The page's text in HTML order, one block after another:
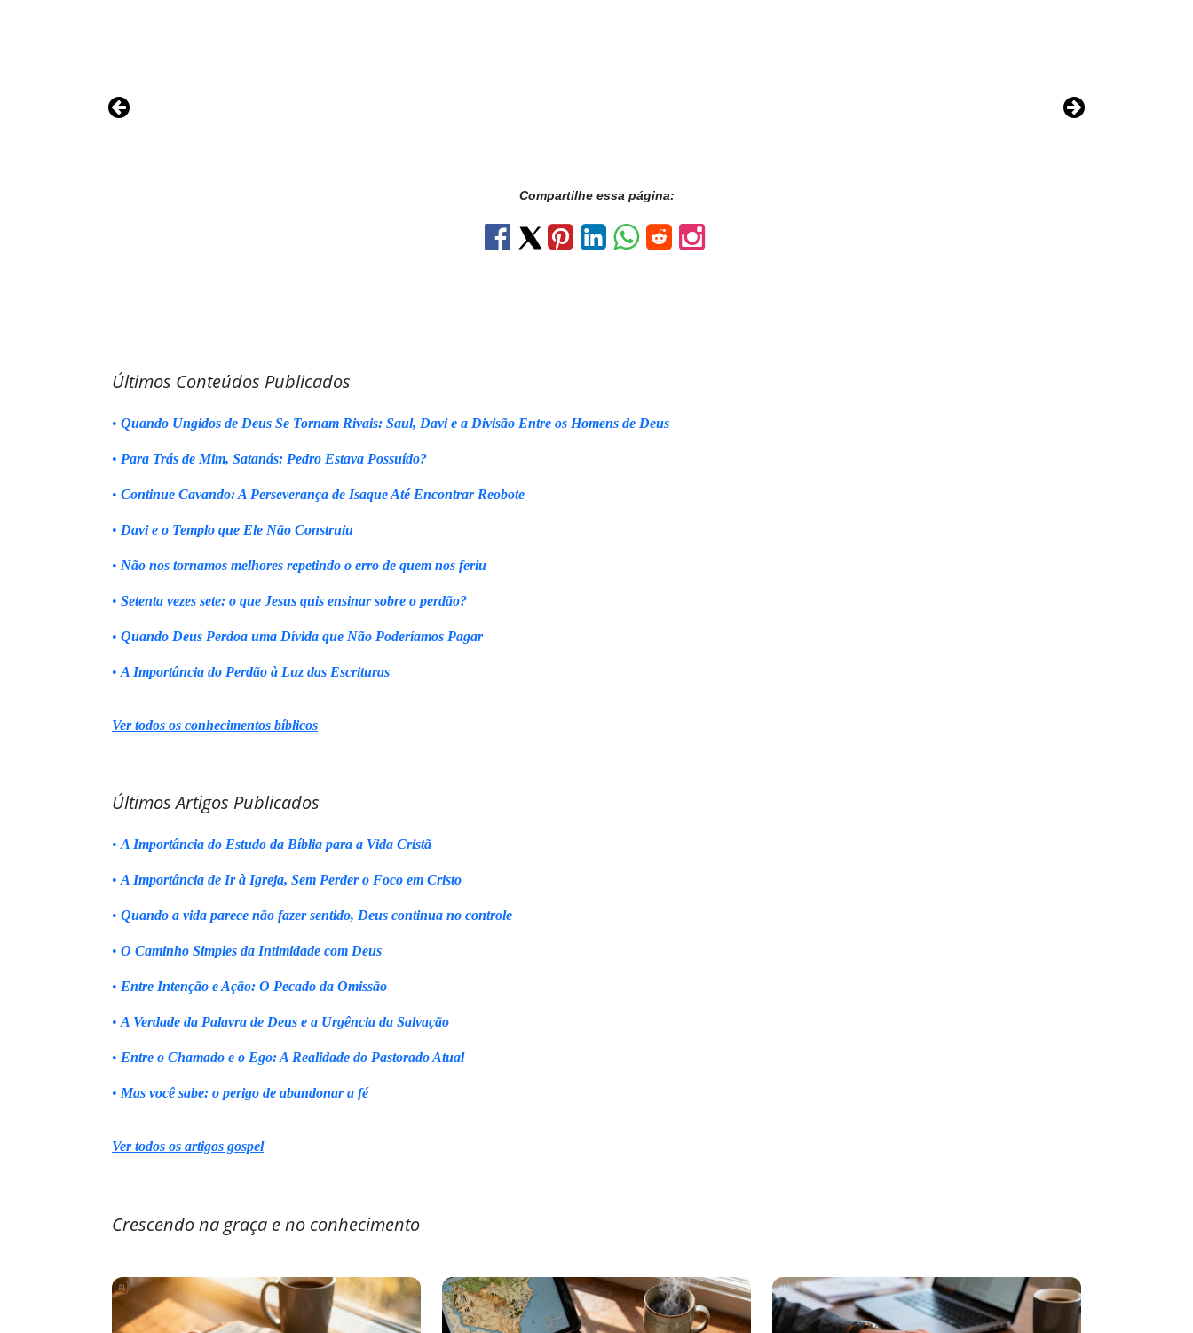
Compartilhe essa página:
Últimos Conteúdos Publicados
• Quando Ungidos de Deus Se Tornam Rivais: Saul, Davi e a Divisão Entre os Homens de Deus
• Para Trás de Mim, Satanás: Pedro Estava Possuído?
• Continue Cavando: A Perseverança de Isaque Até Encontrar Reobote
• Davi e o Templo que Ele Não Construiu
• Não nos tornamos melhores repetindo o erro de quem nos feriu
• Setenta vezes sete: o que Jesus quis ensinar sobre o perdão?
• Quando Deus Perdoa uma Dívida que Não Poderíamos Pagar
• A Importância do Perdão à Luz das Escrituras
Ver todos os conhecimentos bíblicos
Últimos Artigos Publicados
• A Importância do Estudo da Bíblia para a Vida Cristã
• A Importância de Ir à Igreja, Sem Perder o Foco em Cristo
• Quando a vida parece não fazer sentido, Deus continua no controle
• O Caminho Simples da Intimidade com Deus
• Entre Intenção e Ação: O Pecado da Omissão
• A Verdade da Palavra de Deus e a Urgência da Salvação
• Entre o Chamado e o Ego: A Realidade do Pastorado Atual
• Mas você sabe: o perigo de abandonar a fé
Ver todos os artigos gospel
Crescendo na graça e no conhecimento